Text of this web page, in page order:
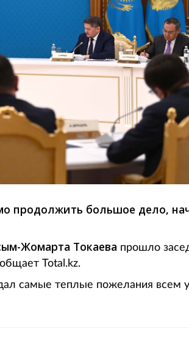
продолжить большое дело,
Жомарта Токаева прошло
Total.kz.
самые теплые пожелания всем